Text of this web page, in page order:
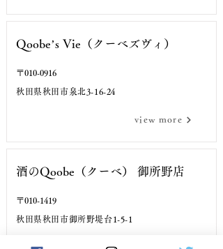
Qoobe’s Vie（クーベズヴィ）
〒010-0916
秋田県秋田市泉北3-16-24
view more
酒のQoobe（クーベ） 御所野店
〒010-1419
秋田県秋田市御所野堤台1-5-1